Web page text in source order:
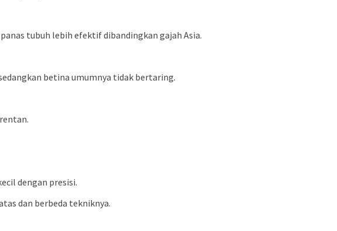
tubuh lebih efektif dibandingkan gajah Asia.
betina umumnya tidak bertaring.
dengan presisi.
dan berbeda tekniknya.